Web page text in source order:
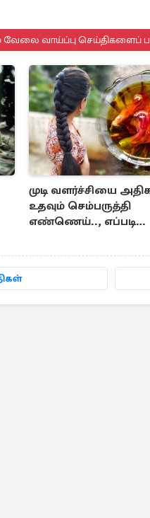
வேலை வாய்ப்பு செய்திகளைப்
முடி வளர்ச்சியை
உதவும் செம்பருத்தி
எண்ணெய்.., எப்படி